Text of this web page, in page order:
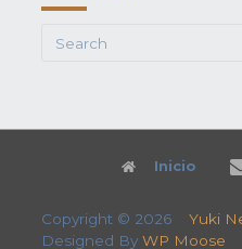
Search
Inicio
Copyright © 2026 Yuki
Designed By WP Moose